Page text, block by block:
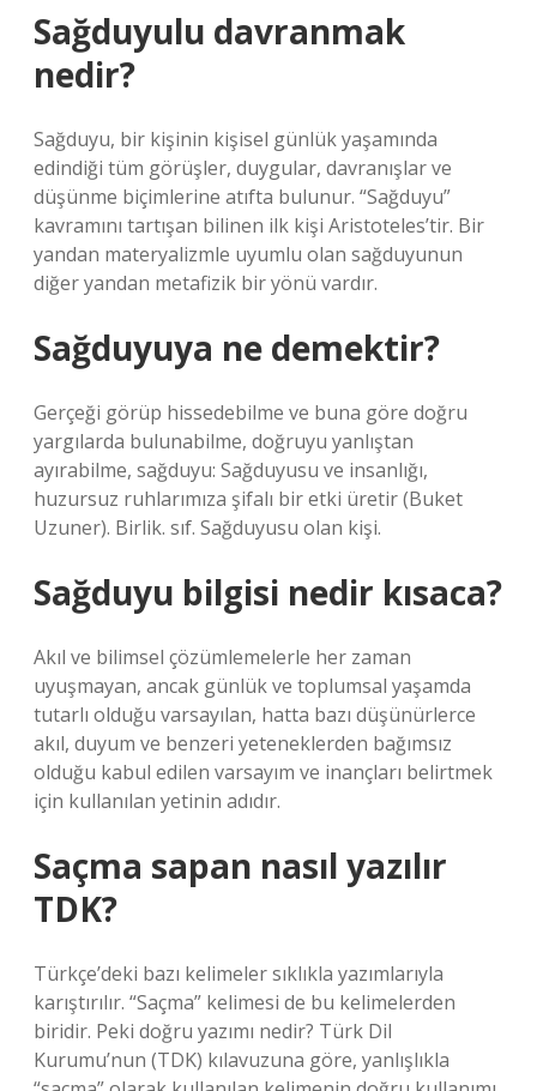
Sağduyulu davranmak
nedir?
Sağduyu, bir kişinin kişisel günlük yaşamında
edindiği tüm görüşler, duygular, davranışlar ve
düşünme biçimlerine atıfta bulunur. “Sağduyu”
kavramını tartışan bilinen ilk kişi Aristoteles’tir. Bir
yandan materyalizmle uyumlu olan sağduyunun
diğer yandan metafizik bir yönü vardır.
Sağduyuya ne demektir?
Gerçeği görüp hissedebilme ve buna göre doğru
yargılarda bulunabilme, doğruyu yanlıştan
ayırabilme, sağduyu: Sağduyusu ve insanlığı,
huzursuz ruhlarımıza şifalı bir etki üretir (Buket
Uzuner). Birlik. sıf. Sağduyusu olan kişi.
Sağduyu bilgisi nedir kısaca?
Akıl ve bilimsel çözümlemelerle her zaman
uyuşmayan, ancak günlük ve toplumsal yaşamda
tutarlı olduğu varsayılan, hatta bazı düşünürlerce
akıl, duyum ve benzeri yeteneklerden bağımsız
olduğu kabul edilen varsayım ve inançları belirtmek
için kullanılan yetinin adıdır.
Saçma sapan nasıl yazılır
TDK?
Türkçe’deki bazı kelimeler sıklıkla yazımlarıyla
karıştırılır. “Saçma” kelimesi de bu kelimelerden
biridir. Peki doğru yazımı nedir? Türk Dil
Kurumu’nun (TDK) kılavuzuna göre, yanlışlıkla